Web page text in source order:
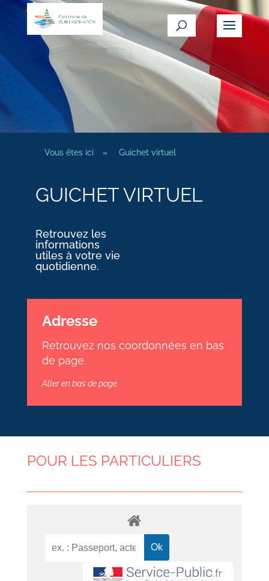
Vous êtes ici » Guichet virtuel
GUICHET VIRTUEL
Retrouvez les
informations
utiles à votre vie
quotidienne.
Adresse
Retrouvez nos coordonnées en bas
de page.
Aller en bas de page
POUR LES PARTICULIERS